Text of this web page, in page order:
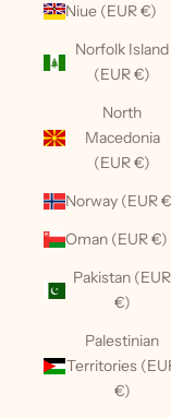
Niue (EUR €)
Norfolk Island
(EUR €)
North
Macedonia
(EUR €)
Norway (EUR
Oman (EUR €)
Pakistan (EUR
€)
Palestinian
Territories
€)